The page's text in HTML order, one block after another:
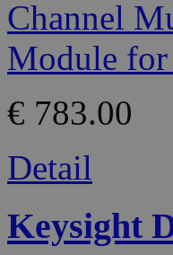
€ 783.00
Detail
Keysight